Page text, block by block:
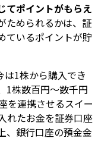
てポイントがもらえ
ためられるかは、証
ているポイントが貯
1株から購入でき
1株数百円〜数千円
を連携させるスイー
れたお金を証券口座
、銀行口座の預金金